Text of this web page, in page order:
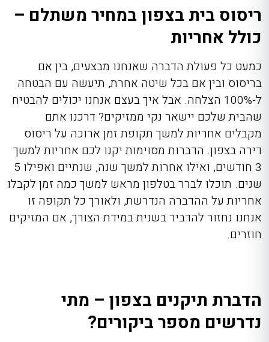
ריסוס בית בצפון במחיר משתלם –
כולל אחריות
כמעט כל פעולת הדברה שאנחנו מבצעים, בין אם
בריסוס ובין אם בכל שיטה אחרת, תיעשה עם הבטחה
ל-100% הצלחה. אבל איך בעצם אנחנו יכולים להבטיח
שהבית שלכם יישאר נקי ממזיקים? דרכנו אתם
מקבלים אחריות למשך תקופת זמן ארוכה על ריסוס
דירה בצפון. הדברות מסוימות יקנו לכם אחריות למשך
3 חודשים, ואילו אחרות למשך שנה, שנתיים ואפילו 5
שנים. תוכלו לברר בטלפון מראש למשך כמה זמן לקבלו
אחריות על ההדברה הנדרשת, ולאורך כל תקופה זו
אנחנו נחזור להדביר בשנית במידת הצורך, אם המזיקים
חוזרים.
הדברת תיקנים בצפון – מתי
נדרשים מספר ביקורים?